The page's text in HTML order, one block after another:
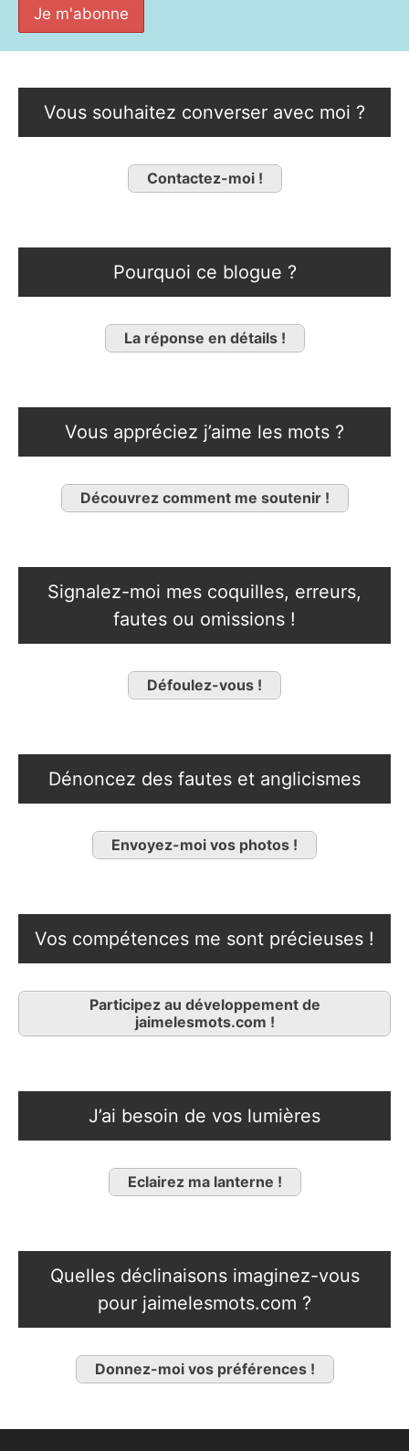
Vous souhaitez converser avec moi ?
Contactez-moi !
Pourquoi ce blogue ?
La réponse en détails !
Vous appréciez j’aime les mots ?
Découvrez comment me soutenir !
Signalez-moi mes coquilles, erreurs,
fautes ou omissions !
Défoulez-vous !
Dénoncez des fautes et anglicismes
Envoyez-moi vos photos !
Vos compétences me sont précieuses !
Participez au développement de
jaimelesmots.com !
J’ai besoin de vos lumières
Eclairez ma lanterne !
Quelles déclinaisons imaginez-vous
pour jaimelesmots.com ?
Donnez-moi vos préférences !